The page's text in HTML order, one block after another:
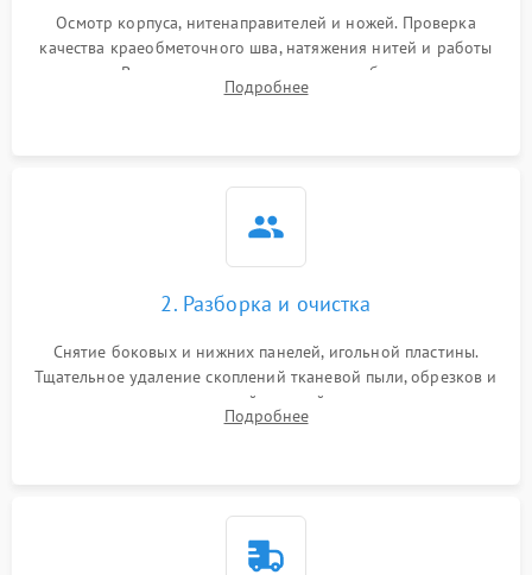
Осмотр корпуса, нитенаправителей и ножей. Проверка
качества краеобметочного шва, натяжения нитей и работы
педали. Выявление пропусков стежков, обрывов нити,
заклинивания или тупого среза ткани на тестовом образце.
Подробнее
2. Разборка и очистка
Снятие боковых и нижних панелей, игольной пластины.
Тщательное удаление скоплений тканевой пыли, обрезков и
очесов из зоны петлителей и ножей с помощью жестких
кистей, пинцета и потока сжатого воздуха.
Подробнее